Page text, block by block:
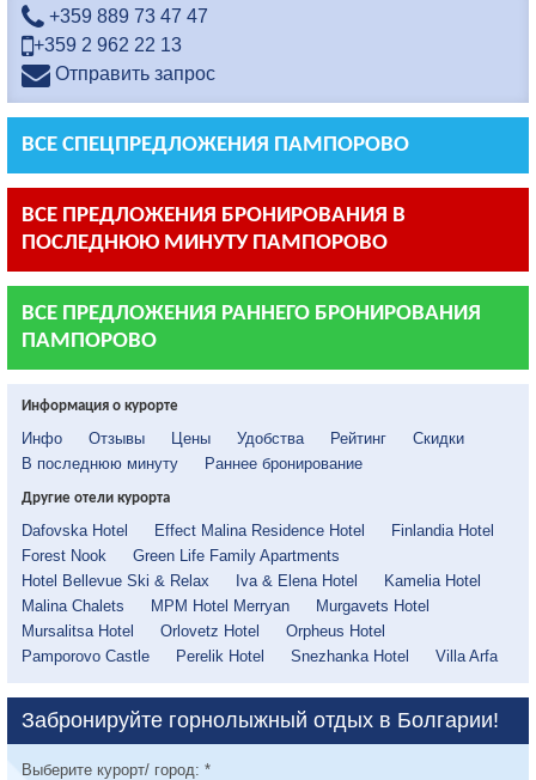
+359 889 73 47 47
+359 2 962 22 13
Отправить запрос
ВСЕ СПЕЦПРЕДЛОЖЕНИЯ ПАМПОРОВО
ВСЕ ПРЕДЛОЖЕНИЯ БРОНИРОВАНИЯ В
ПОСЛЕДНЮЮ МИНУТУ ПАМПОРОВО
ВСЕ ПРЕДЛОЖЕНИЯ РАННЕГО БРОНИРОВАНИЯ
ПАМПОРОВО
Информация о курорте
Инфо Отзывы Цены Удобства Рейтинг
Скидки
В последнюю минуту
Раннее бронирование
Другие отели курорта
Dafovska Hotel Effect Malina Residence Hotel
Finlandia Hotel
Forest Nook
Green Life Family Apartments
Hotel Bellevue Ski & Relax
Iva & Elena Hotel
Kamelia Hotel
Malina Chalets
MPM Hotel Merryan
Murgavets Hotel
Mursalitsa Hotel
Orlovetz Hotel
Orpheus Hotel
Pamporovo Castle
Perelik Hotel Snezhanka Hotel Villa Arfa
Забронируйте горнолыжный отдых в Болгарии!
Выберите курорт/ город: *